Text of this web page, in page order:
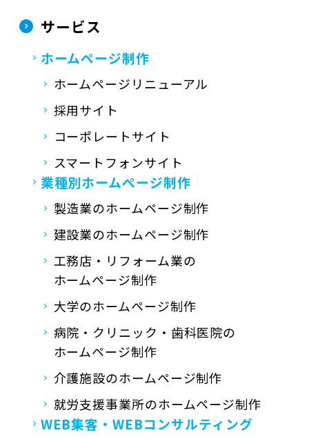
サービス
ホームページ制作
ホームページリニューアル
採用サイト
コーポレートサイト
スマートフォンサイト
業種別ホームページ制作
製造業のホームページ制作
建設業のホームページ制作
工務店・リフォーム業の
ホームページ制作
大学のホームページ制作
病院・クリニック・歯科医院の
ホームページ制作
介護施設のホームページ制作
就労支援事業所のホームページ制作
WEB集客・WEBコンサルティング